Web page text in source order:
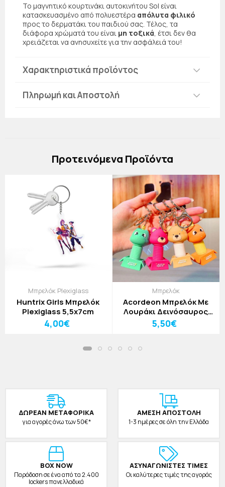
Το μαγνητικό κουρτινάκι αυτοκινήτου Sol είναι
κατασκευασμένο από πολυεστέρα απόλυτα φιλικό
προς το δερματάκι του παιδιού σας. Τέλος, τα
διάφορα χρώματά του είναι μη τοξικά , έτσι δεν θα
χρειάζεται να ανησυχείτε για την ασφάλειά του!
Χαρακτηριστικά προϊόντος
Πληρωμή και Αποστολή
Πρoτεινόμενα Προϊόντα
Μπρελόκ Plexiglass
Huntrix Girls Μπρελόκ
Plexiglass 5,5x7cm
4,00€
Μπρελόκ
Acordeon Μπρελόκ Με
Λουράκι Δεινόσαυρος
Πορτοκαλί
5,50€
ΔΩΡΕAΝ ΜΕΤΑΦΟΡΙΚΑ
για αγορές άνω των 50€*
ΑΜΕΣΗ ΑΠΟΣΤΟΛΗ
1-3 ημέρες σε όλη την Ελλάδα
BOX NOW
Παράδοση σε ένα από τα 2.400
lockers πανελλαδικά
ΑΣΥΝΑΓΩΝΙΣΤΕΣ ΤΙΜΕΣ
Οι καλύτερες τιμές της αγοράς